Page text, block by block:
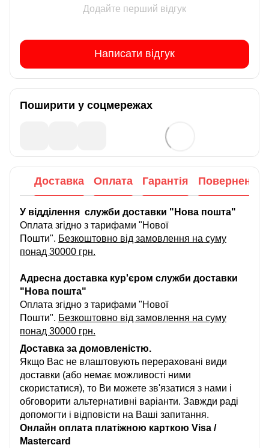
Додайте перший відгук
Написати відгук
Поширити у соцмережах
Доставка Оплата Гарантія Повернення
У відділення служби доставки "Нова пошта"
Оплата згідно з тарифами "Нової
Пошти". Безкоштовно від замовлення на суму
понад 30000 грн.
Адресна доставка кур'єром служби доставки
"Нова пошта"
Оплата згідно з тарифами "Нової
Пошти". Безкоштовно від замовлення на суму
понад 30000 грн.
Доставка за домовленістю.
Якщо Вас не влаштовують перераховані види
доставки (або немає можливості ними
скористатися), то Ви можете зв'язатися з нами і
обговорити альтернативні варіанти. Завжди раді
допомогти і відповісти на Ваші запитання.
Онлайн оплата платіжною карткою Visa /
Mastercard